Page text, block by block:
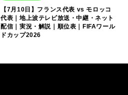
【7月10日】フランス代表 vs モロッコ
代表｜地上波テレビ放送・中継・ネット
配信｜実況・解説｜順位表｜FIFAワール
ドカップ2026